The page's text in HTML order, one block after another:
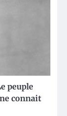
peuple
connait